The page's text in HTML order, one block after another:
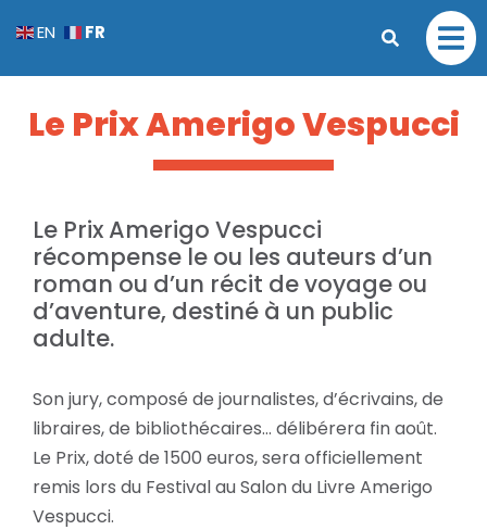
Le Prix Amerigo Vespucci
Le Prix Amerigo Vespucci
récompense le ou les auteurs d’un
roman ou d’un récit de voyage ou
d’aventure, destiné à un public
adulte.
Son jury, composé de journalistes, d’écrivains, de
libraires, de bibliothécaires… délibérera fin août.
Le Prix, doté de 1500 euros, sera officiellement
remis lors du Festival au Salon du Livre Amerigo
Vespucci.
EN FR